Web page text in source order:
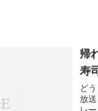
帰
寿
ど
放